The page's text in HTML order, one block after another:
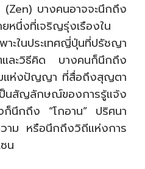
(Zen) บางคนอาจจะนึกถึง
หนึ่งที่เจริญรุ่งเรืองใน
าะในประเทศญี่ปุ่นที่ปรัชญา
ตและวิธีคิด บางคนก็นึกถึง
มแห่งปัญญา ที่สื่อถึงสุญตา
นสัญลักษณ์ของการรู้แจ้ง
นึกถึง “โกอาน” ปริศนา
าม หรือนึกถึงวิถีแห่งการ
น